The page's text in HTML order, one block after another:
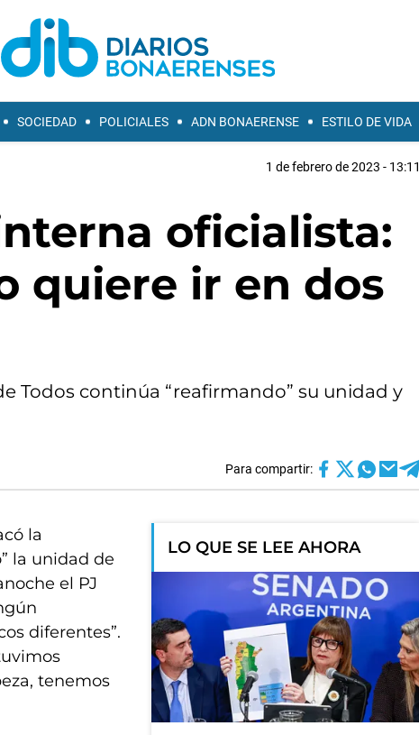
SOCIEDAD POLICIALES ADN BONAERENSE ESTILO DE VIDA
1 de febrero de 2023 - 13:11
oficialista:
quiere ir en dos
Todos continúa “reafirmando” su unidad y
Para compartir:
la
la unidad de
el PJ
diferentes”.
tenemos
LO QUE SE LEE AHORA